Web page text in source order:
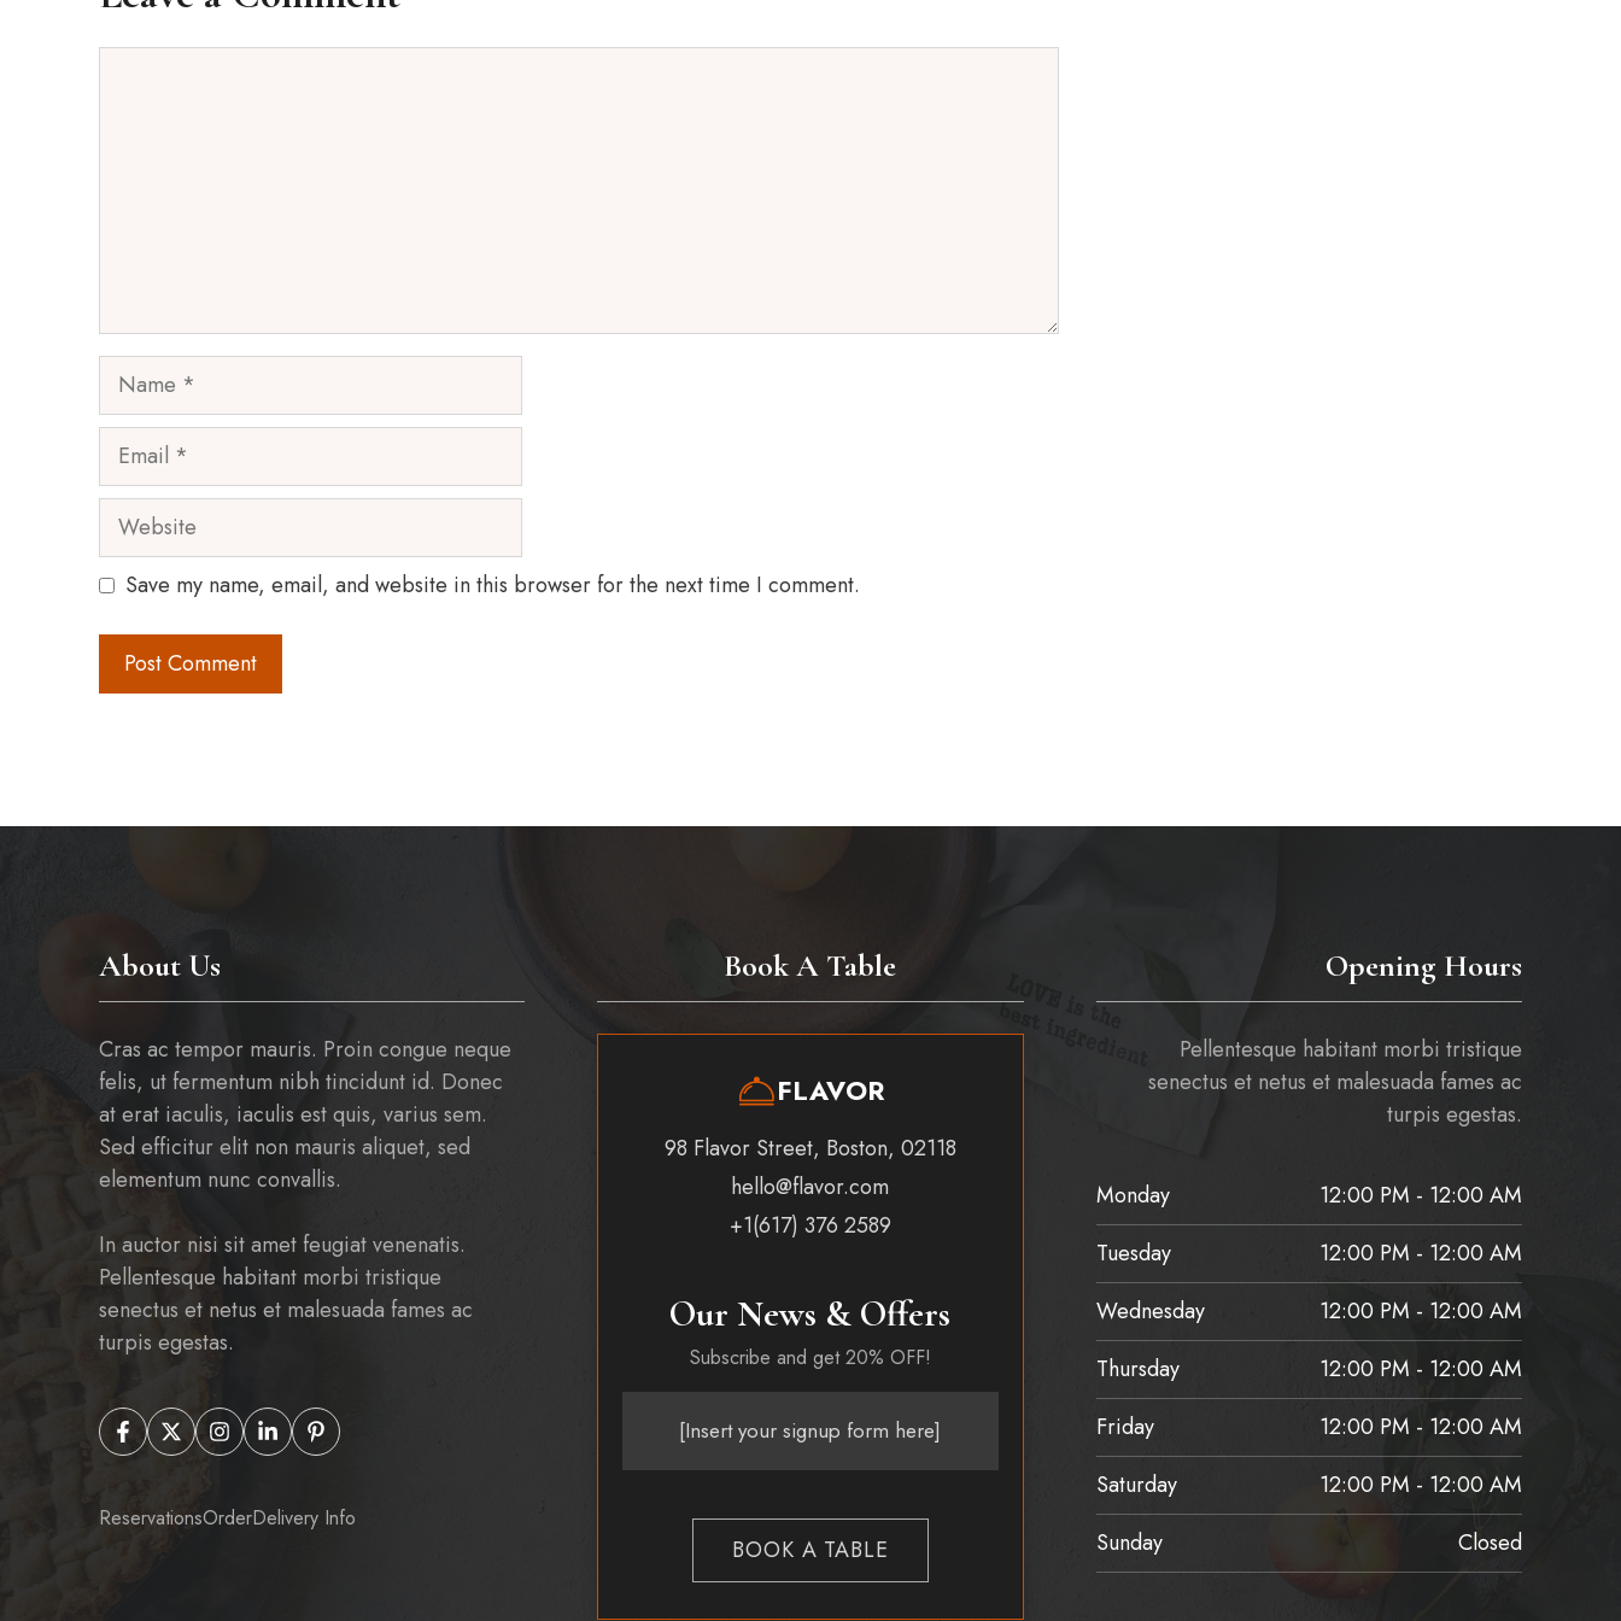
Name
Email
Website
Save my name, email, and website in this browser for the next time I comment.
About Us
Cras ac tempor mauris. Proin congue neque
felis, ut fermentum nibh tincidunt id. Donec
at erat iaculis, iaculis est quis, varius sem.
Sed efficitur elit non mauris aliquet, sed
elementum nunc convallis.
In auctor nisi sit amet feugiat venenatis.
Pellentesque habitant morbi tristique
senectus et netus et malesuada fames ac
turpis egestas.
ReservationsOrderDelivery Info
Book A Table
FLAVOR
98 Flavor Street, Boston, 02118
hello@flavor.com
+1(617) 376 2589
Our News & Offers
Subscribe and get 20% OFF!
[Insert your signup form here]
BOOK A TABLE
Opening Hours
Pellentesque habitant morbi tristique
senectus et netus et malesuada fames ac
turpis egestas.
Monday
12:00 PM - 12:00 AM
Tuesday
12:00 PM - 12:00 AM
Wednesday
12:00 PM - 12:00 AM
Thursday
12:00 PM - 12:00 AM
Friday
12:00 PM - 12:00 AM
Saturday
12:00 PM - 12:00 AM
Sunday
Closed